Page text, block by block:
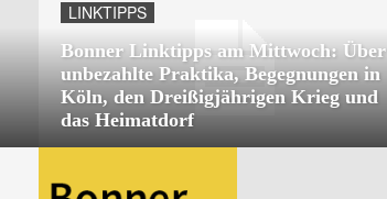
LINKTIPPS
Bonner Linktipps am Mittwoch: Über
unbezahlte Praktika, Begegnungen in
Köln, den Dreißigjährigen Krieg und
das Heimatdorf